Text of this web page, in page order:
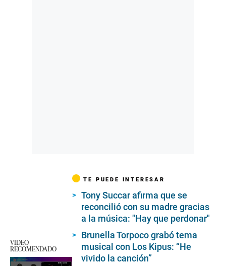
VIDEO
RECOMENDADO
TE PUEDE INTERESAR
Tony Succar afirma que se
reconcilió con su madre gracias
a la música: "Hay que perdonar"
Brunella Torpoco grabó tema
musical con Los Kipus: “He
vivido la canción”